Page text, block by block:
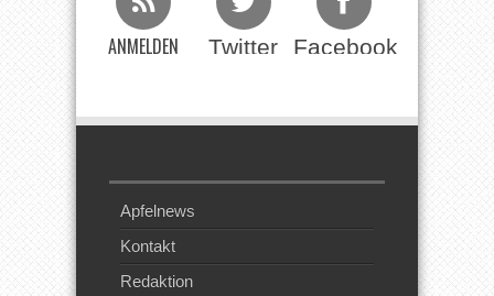
ANMELDEN Twitter Facebook
Apfelnews
Kontakt
Redaktion